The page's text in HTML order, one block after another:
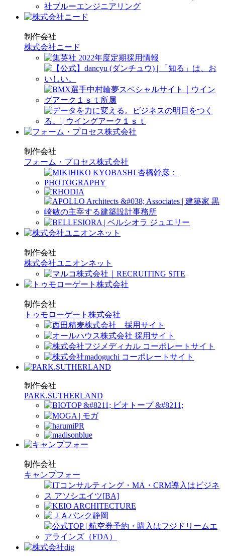
制作会社
株式会社ニード
制作会社
フォーム・プロセス株式会社
制作会社
株式会社ユニオンネット
制作会社
トゥモローゲート株式会社
制作会社
PARK.SUTHERLAND
制作会社
キャンプフォー